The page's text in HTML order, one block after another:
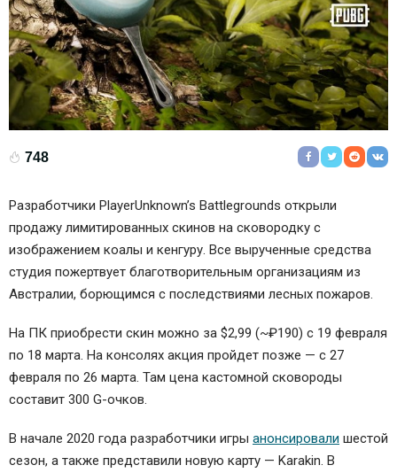
748
Разработчики PlayerUnknown’s Battlegrounds открыли
продажу лимитированных скинов на сковородку с
изображением коалы и кенгуру. Все вырученные средства
студия пожертвует благотворительным организациям из
Австралии, борющимся с последствиями лесных пожаров.
На ПК приобрести скин можно за $2,99 (~₽190) с 19 февраля
по 18 марта. На консолях акция пройдет позже — с 27
февраля по 26 марта. Там цена кастомной сковороды
составит 300 G-очков.
В начале 2020 года разработчики игры анонсировали шестой
сезон, а также представили новую карту — Karakin. В